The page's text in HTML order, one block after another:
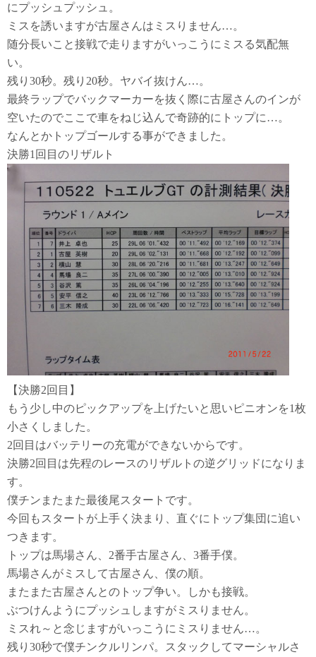
にプッシュプッシュ。
ミスを誘いますが古屋さんはミスりません…。
随分長いこと接戦で走りますがいっこうにミスる気配無
い。
残り30秒。残り20秒。ヤバイ抜けん…。
最終ラップでバックマーカーを抜く際に古屋さんのインが
空いたのでここで車をねじ込んで奇跡的にトップに…。
なんとかトップゴールする事ができました。
決勝1回目のリザルト
【決勝2回目】
もう少し中のピックアップを上げたいと思いピニオンを1枚
小さくしました。
2回目はバッテリーの充電ができないからです。
決勝2回目は先程のレースのリザルトの逆グリッドになりま
す。
僕チンまたまた最後尾スタートです。
今回もスタートが上手く決まり、直ぐにトップ集団に追い
つきます。
トップは馬場さん、2番手古屋さん、3番手僕。
馬場さんがミスして古屋さん、僕の順。
またまた古屋さんとのトップ争い。しかも接戦。
ぶつけんようにプッシュしますがミスりません。
ミスれ～と念じますがいっこうにミスりません…。
残り30秒で僕チンクルリンパ。スタックしてマーシャルさ